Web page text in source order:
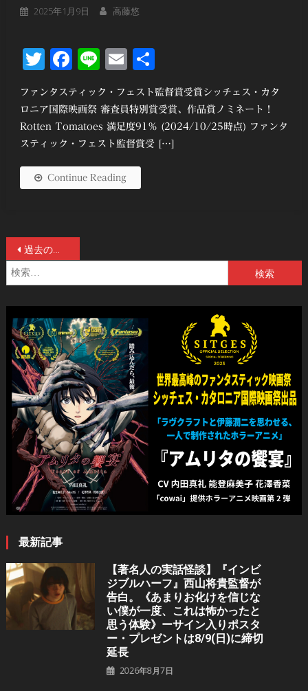
2025年1月9日 高藤悠
Twitter
Facebook
LineEmail
ファンタスティック・フェスト監督賞受賞シッチェス・カタ
ロニア国際映画祭 審査員特別賞受賞、作品賞ノミネート！
Rotten Tomatoes 満足度91％ (2024/10/25時点) ファンタ
スティック・フェスト監督賞受 […]
Continue Reading
投
稿
ナ
ビ
ゲ
ー
シ
ョ
ン
過去の投稿
索:
最新記事
【著名人の実話怪談】『インビ
ジブルハーフ』⻄⼭将貴監督が
告白。《あまりお化けを信じな
い僕が一度、これは怖かったと
思う体験》ーサイン入りポスタ
ー・プレゼントは8/9(日)に締切
延長
2026年8月7日